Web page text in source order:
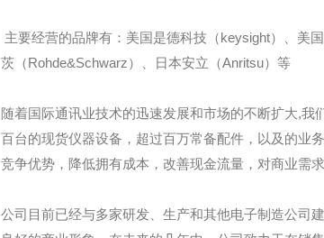
主要经营的品牌有：美国是德科技（keysight）、美
茨（Rohde&Schwarz）、日本安立（Anritsu）等
随着国际通讯业技术的迅速发展和市场的不断扩大,
百台的现货仪器设备，超过百万常备配件，以及的业
竞争优势，降低拥有成本，改善现金流量，对商业需
公司目前已经与多家研发、生产和其他电子制造公司